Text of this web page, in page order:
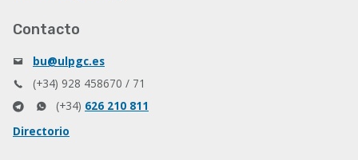
Contacto
bu@ulpgc.es
(+34) 928 458670 / 71
(+34) 626 210 811
Directorio